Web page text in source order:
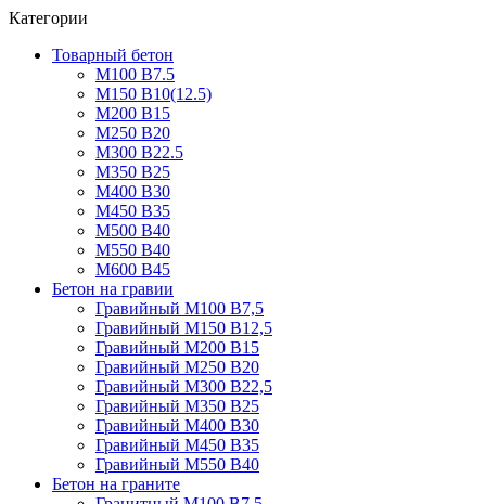
Категории
Товарный бетон
М100 В7.5
М150 В10(12.5)
М200 В15
М250 В20
М300 В22.5
М350 В25
М400 В30
М450 В35
М500 В40
М550 В40
М600 В45
Бетон на гравии
Гравийный М100 В7,5
Гравийный М150 В12,5
Гравийный М200 В15
Гравийный М250 В20
Гравийный М300 В22,5
Гравийный М350 В25
Гравийный М400 В30
Гравийный М450 В35
Гравийный М550 В40
Бетон на граните